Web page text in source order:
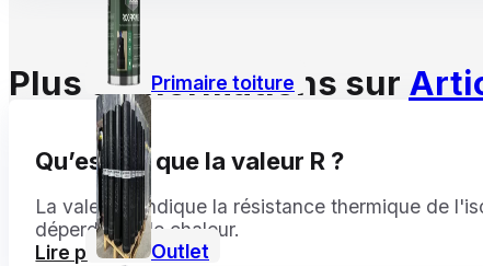
Primaire toiture
Outlet
Plus d’informations sur
Qu’est-ce que la valeur R ?
La valeur R indique la résistance thermique de
déperdition de chaleur.
Lire plus